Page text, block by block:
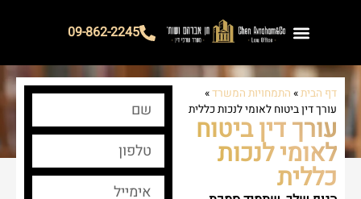
09-862-2245
דף הבית» התמחויות המשרד»
עורך דין ביטוח לאומי לנכות כללית
עורך דין ביטוח
לאומי לנכות
כללית